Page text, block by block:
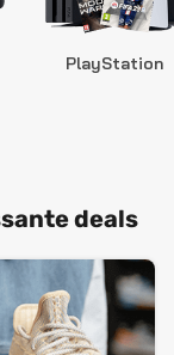
PlayStation
deals